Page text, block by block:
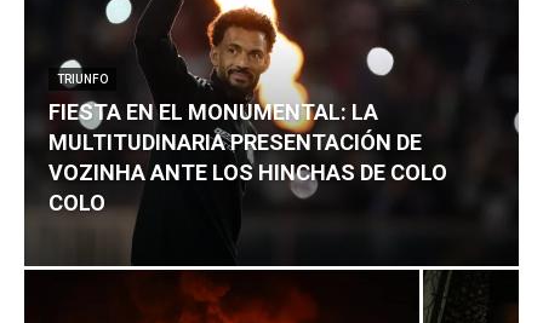
TRIUNFO
FIESTA EN EL MONUMENTAL: LA
MULTITUDINARIA PRESENTACIÓN DE
VOZINHA ANTE LOS HINCHAS DE COLO
COLO